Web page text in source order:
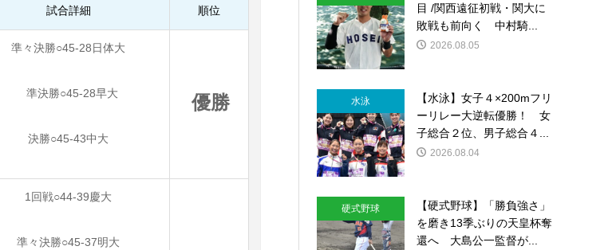
試合詳細 順位
準々決勝○45-28日体大
準決勝○45-28早大
決勝○45-43中大
優勝
1回戦○44-39慶大
準々決勝○45-37明大
目 /関西遠征初戦・関大に
敗戦も前向く 中村騎...
2026.08.05
水泳
【水泳】女子４×200mフリ
ーリレー大逆転優勝！ 女
子総合２位、男子総合４...
2026.08.04
硬式野球
【硬式野球】「勝負強さ」
を磨き13季ぶりの天皇杯奪
還へ 大島公一監督が...